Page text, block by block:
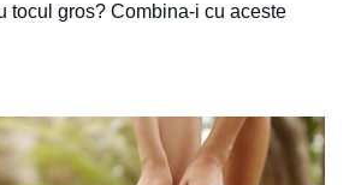
tocul gros? Combina-i cu aceste